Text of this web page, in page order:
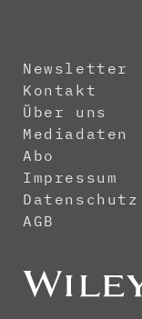
Newsletter
Kontakt
Über uns
Mediadaten
Abo
Impressum
Datenschutz
AGB